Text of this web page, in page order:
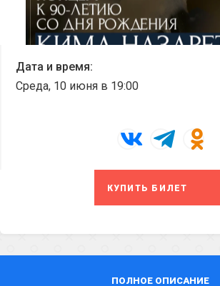
Дата и время:
Среда, 10 июня в 19:00
КУПИТЬ БИЛЕТ
ПОЛНОЕ ОПИСАНИЕ